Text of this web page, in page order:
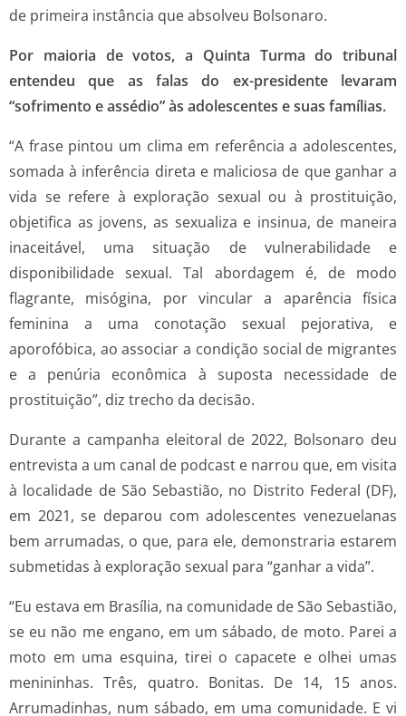
de primeira instância que absolveu Bolsonaro.
Por maioria de votos, a Quinta Turma do tribunal
entendeu que as falas do ex-presidente levaram
“sofrimento e assédio” às adolescentes e suas famílias.
“A frase pintou um clima em referência a adolescentes,
somada à inferência direta e maliciosa de que ganhar a
vida se refere à exploração sexual ou à prostituição,
objetifica as jovens, as sexualiza e insinua, de maneira
inaceitável, uma situação de vulnerabilidade e
disponibilidade sexual. Tal abordagem é, de modo
flagrante, misógina, por vincular a aparência física
feminina a uma conotação sexual pejorativa, e
aporofóbica, ao associar a condição social de migrantes
e a penúria econômica à suposta necessidade de
prostituição”, diz trecho da decisão.
Durante a campanha eleitoral de 2022, Bolsonaro deu
entrevista a um canal de podcast e narrou que, em visita
à localidade de São Sebastião, no Distrito Federal (DF),
em 2021, se deparou com adolescentes venezuelanas
bem arrumadas, o que, para ele, demonstraria estarem
submetidas à exploração sexual para “ganhar a vida”.
“Eu estava em Brasília, na comunidade de São Sebastião,
se eu não me engano, em um sábado, de moto. Parei a
moto em uma esquina, tirei o capacete e olhei umas
menininhas. Três, quatro. Bonitas. De 14, 15 anos.
Arrumadinhas, num sábado, em uma comunidade. E vi